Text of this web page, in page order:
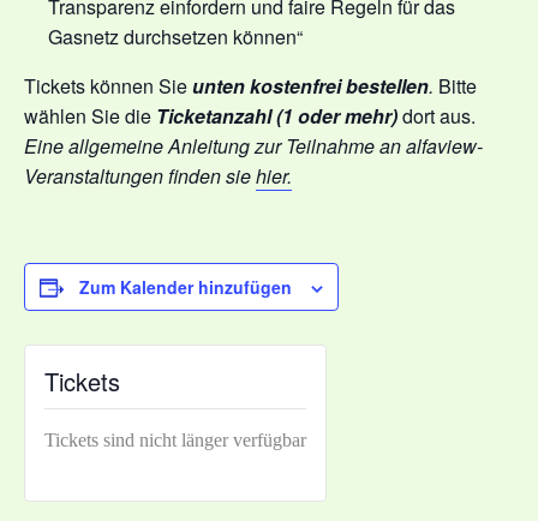
Transparenz einfordern und faire Regeln für das
Gasnetz durchsetzen können“
Tickets können Sieuntenkostenfreibestellen. Bitte
wählen Sie die Ticketanzahl(1 oder mehr)dort aus.
Eine allgemeine Anleitung zur Teilnahme an alfaview-
Veranstaltungen finden siehier.
Zum Kalender hinzufügen
Tickets
Tickets sind nicht länger verfügbar